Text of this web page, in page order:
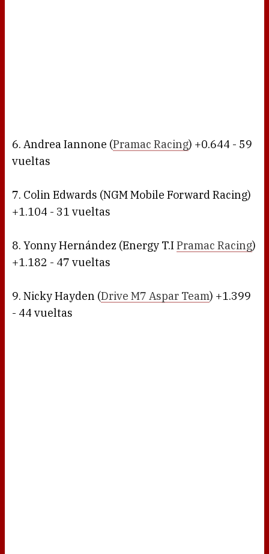
6. Andrea Iannone (Pramac Racing) +0.644 - 59
vueltas
7. Colin Edwards (NGM Mobile Forward Racing)
+1.104 - 31 vueltas
8. Yonny Hernández (Energy T.I Pramac Racing)
+1.182 - 47 vueltas
9. Nicky Hayden (Drive M7 Aspar Team) +1.399
- 44 vueltas